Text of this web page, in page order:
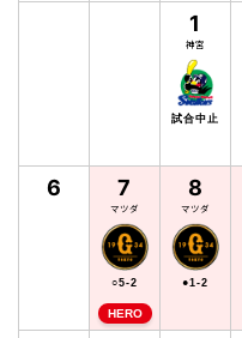
1
神宮
試合中止
6 7
マツダ
○5-2
HERO
8
マツダ
●1-2